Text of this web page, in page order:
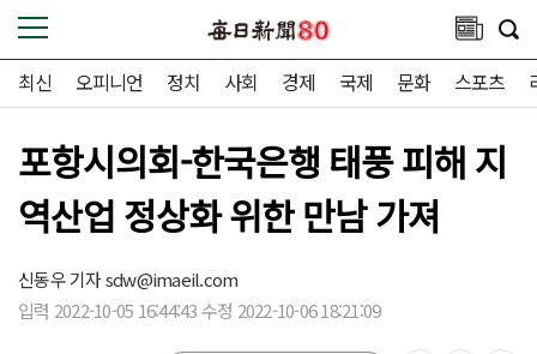
최신 오피니언 정치 사회 경제 국제 문화 스포츠
포항시의회-한국은행 태풍 피해 지
역산업 정상화 위한 만남 가져
신동우 기자sdw@imaeil.com
입력 2022-10-05 16:44:43 수정 2022-10-06 18:21:09